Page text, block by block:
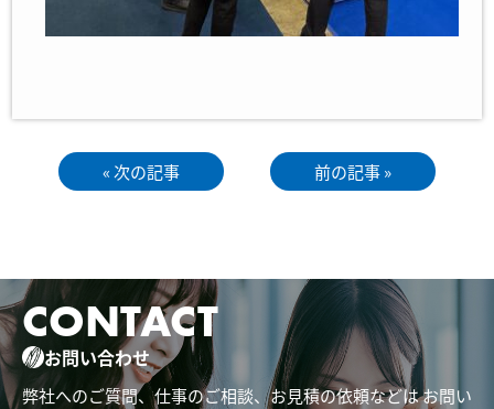
« 次の記事 前の記事 »
CONTACT
お問い合わせ
弊社へのご質問、仕事のご相談、お見積の依頼などはお問い